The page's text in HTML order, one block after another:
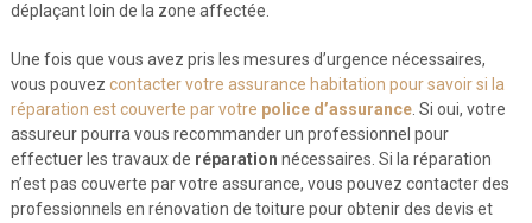
déplaçant loin de la zone affectée.
Une fois que vous avez pris les mesures d’urgence nécessaires,
vous pouvez contacter votre assurance habitation pour savoir si la
réparation est couverte par votre police d’assurance. Si oui, votre
assureur pourra vous recommander un professionnel pour
effectuer les travaux de réparation nécessaires. Si la réparation
n’est pas couverte par votre assurance, vous pouvez contacter des
professionnels en rénovation de toiture pour obtenir des devis et